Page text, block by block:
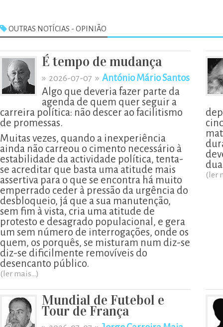
OUTRAS NOTÍCIAS - OPINIÃO
É tempo de mudança
» 2026-07-07 » António Mário Santos
Algo que deveria fazer parte da
agenda de quem quer seguir a
carreira política: não descer ao facilitismo
de promessas.
Muitas vezes, quando a inexperiência
ainda não carreou o cimento necessário à
estabilidade da actividade política, tenta-
se acreditar que basta uma atitude mais
assertiva para o que se encontra há muito
emperrado ceder à pressão da urgência do
desbloqueio, já que a sua manutenção,
sem fim à vista, cria uma atitude de
protesto e desagrado populacional, e gera
um sem número de interrogações, onde os
quem, os porquês, se misturam num diz-se
diz-se dificilmente removíveis do
desencanto público.
(ler mais...)
(ler
Mundial de Futebol e
Tour de França